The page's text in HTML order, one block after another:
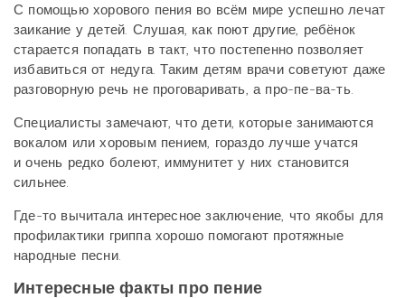
С помощью хорового пения во всём мире успешно лечат
заикание у детей. Слушая, как поют другие, ребёнок
старается попадать в такт, что постепенно позволяет
избавиться от недуга. Таким детям врачи советуют даже
разговорную речь не проговаривать, а про-пе-ва-ть.
Специалисты замечают, что дети, которые занимаются
вокалом или хоровым пением, гораздо лучше учатся
и очень редко болеют, иммунитет у них становится
сильнее.
Где-то вычитала интересное заключение, что якобы для
профилактики гриппа хорошо помогают протяжные
народные песни.
Интересные факты про пение